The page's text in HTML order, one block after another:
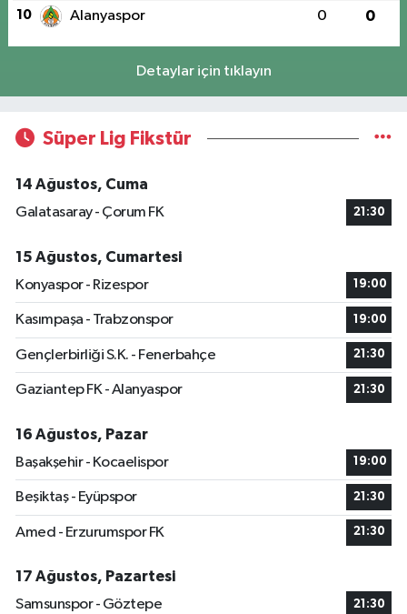
10 Alanyaspor 0 0
Detaylar için tıklayın
Süper Lig Fikstür
14 Ağustos, Cuma
Galatasaray - Çorum FK
21:30
15 Ağustos, Cumartesi
Konyaspor - Rizespor
19:00
Kasımpaşa - Trabzonspor 19:00
Gençlerbirliği S.K. - Fenerbahçe 21:30
Gaziantep FK - Alanyaspor 21:30
16 Ağustos, Pazar
Başakşehir - Kocaelispor
19:00
Beşiktaş - Eyüpspor 21:30
Amed - Erzurumspor FK 21:30
17 Ağustos, Pazartesi
Samsunspor - Göztepe
21:30